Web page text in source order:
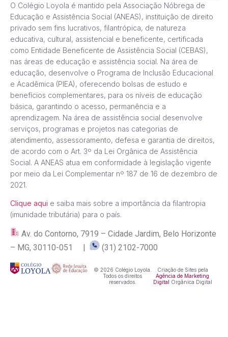
O Colégio Loyola é mantido pela Associação Nóbrega de
Educação e Assistência Social (ANEAS), instituição de direito
privado sem fins lucrativos, filantrópica, de natureza
educativa, cultural, assistencial e beneficente, certificada
como Entidade Beneficente de Assistência Social (CEBAS),
nas áreas de educação e assistência social. Na área de
educação, desenvolve o Programa de Inclusão Educacional
e Acadêmica (PIEA), oferecendo bolsas de estudo e
benefícios complementares, para os níveis de educação
básica, garantindo o acesso, permanência e a
aprendizagem. Na área de assistência social desenvolve
serviços, programas e projetos nas categorias de
atendimento, assessoramento, defesa e garantia de direitos,
de acordo com o Art. 3º da Lei Orgânica de Assistência
Social. A ANEAS atua em conformidade à legislação vigente
por meio da Lei Complementar nº 187 de 16 de dezembro de
2021.
Clique aqui e saiba mais sobre a importância da filantropia
(imunidade tributária) para o país.
Av. do Contorno, 7919 – Cidade Jardim, Belo Horizonte
– MG, 30110-051 |
(31) 2102-7000
© 2026 Colégio Loyola.
Todos os direitos
reservados.
Criação de Sites pela
Agência de Marketing
Digital Orgânica Digital